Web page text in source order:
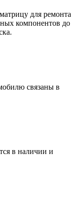
для ремонта
компонентов до
связаны в
в наличии и